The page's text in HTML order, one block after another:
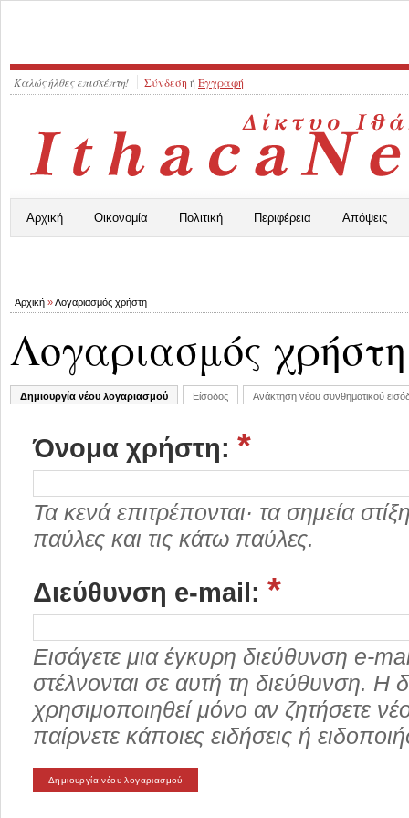
Καλώς ήλθες επισκέπτη! Σύνδεση ή Εγγραφή
Αρχική Οικονομία Πολιτική Περιφέρεια Απόψεις
Αρχική »Λογαριασμός χρήστη
Λογαριασμός χρήστη
Δημιουργία νέου λογαριασμού Είσοδος Ανάκτηση νέου συνθηματικού
Όνομα χρήστη: *
Τα κενά επιτρέπονται· τα σημεία
παύλες και τις κάτω παύλες.
Διεύθυνση e-mail: *
Εισάγετε μια έγκυρη διεύθυνση e-
στέλνονται σε αυτή τη διεύθυνση. Η
χρησιμοποιηθεί μόνο αν ζητήσετε
παίρνετε κάποιες ειδήσεις ή